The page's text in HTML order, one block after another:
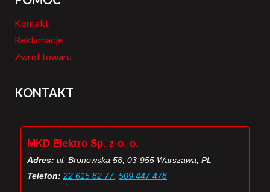
Kontakt
Reklamacje
Zwrot towaru
KONTAKT
MKD Elektro Sp. z o. o.
Adres: ul. Bronowska 58, 03-955 Warszawa, PL
Telefon: 22 615 82 77, 509 447 478